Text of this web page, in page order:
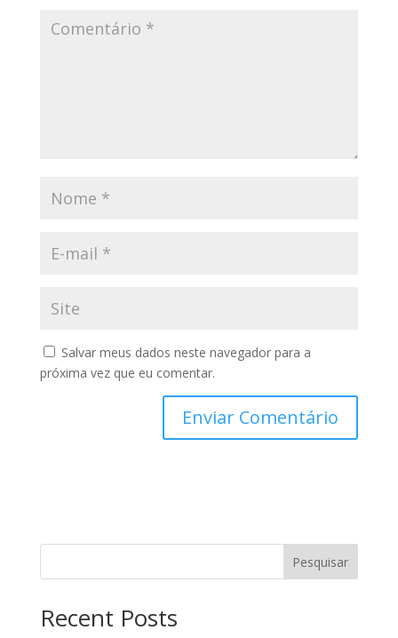
Salvar meus dados neste navegador para a
próxima vez que eu comentar.
Pesquisar
Recent Posts